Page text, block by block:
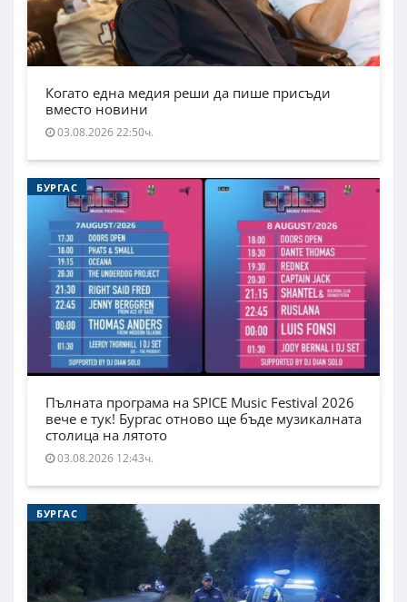
Когато една медия реши да пише присъди
вместо новини
03.08.2026 22:50ч.
БУРГАС
Пълната програма на SPICE Music Festival 2026
вече е тук! Бургас отново ще бъде музикалната
столица на лятото
03.08.2026 12:43ч.
БУРГАС